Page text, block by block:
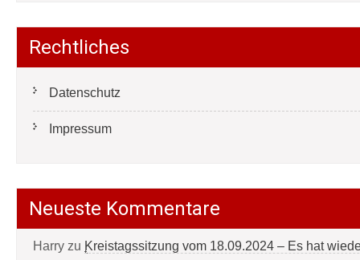
Rechtliches
Datenschutz
Impressum
Neueste Kommentare
Harry zu Kreistagssitzung vom 18.09.2024 – Es hat